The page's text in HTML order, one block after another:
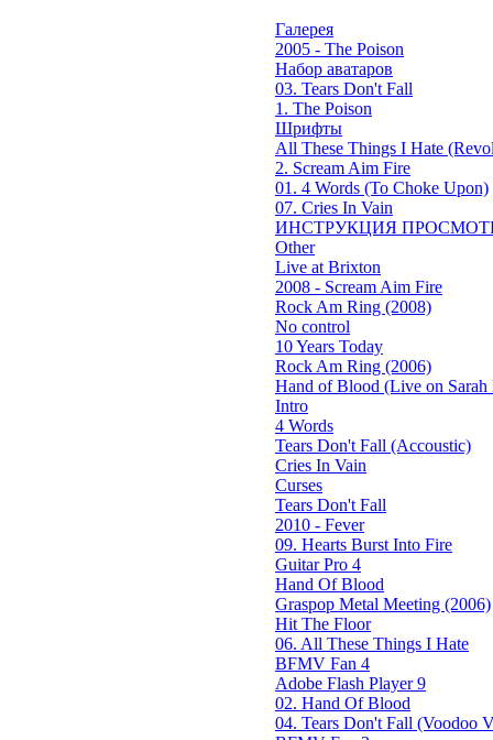
Галерея
2005 - The Poison
Набор аватаров
03. Tears Don't Fall
1. The Poison
Шрифты
All These Things I Hate
2. Scream Aim Fire
01. 4 Words (To Choke Upon)
07. Cries In Vain
ИНСТРУКЦИЯ
Other
Live at Brixton
2008 - Scream Aim Fire
Rock Am Ring (2008)
No control
10 Years Today
Rock Am Ring (2006)
Hand of Blood (Live on Sarah
Intro
4 Words
Tears Don't Fall (Accoustic)
Cries In Vain
Curses
Tears Don't Fall
2010 - Fever
09. Hearts Burst Into Fire
Guitar Pro 4
Hand Of Blood
Graspop Metal Meeting (2006)
Hit The Floor
06. All These Things I Hate
BFMV Fan 4
Adobe Flash Player 9
02. Hand Of Blood
04. Tears Don't Fall (Voodoo